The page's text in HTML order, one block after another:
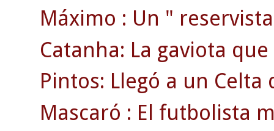
Máximo : Un "
Catanha: La gaviota
Pintos: Llegó a un
Mascaró : El futbolista